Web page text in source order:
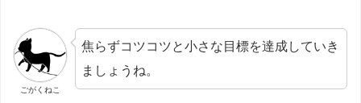
ごがくねこ
焦らずコツコツと小さな目標を達成していき
ましょうね。